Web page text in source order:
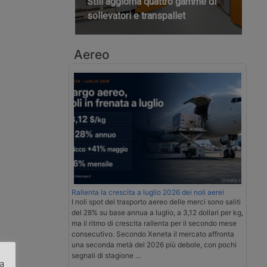
sollevatori e transpallet
Aereo
Rallenta la crescita a luglio 2026 dei noli aerei
I noli spot del trasporto aereo delle merci sono saliti
del 28% su base annua a luglio, a 3,12 dollari per kg,
ma il ritmo di crescita rallenta per il secondo mese
consecutivo. Secondo Xeneta il mercato affronta
una seconda metà del 2026 più debole, con pochi
segnali di stagione …